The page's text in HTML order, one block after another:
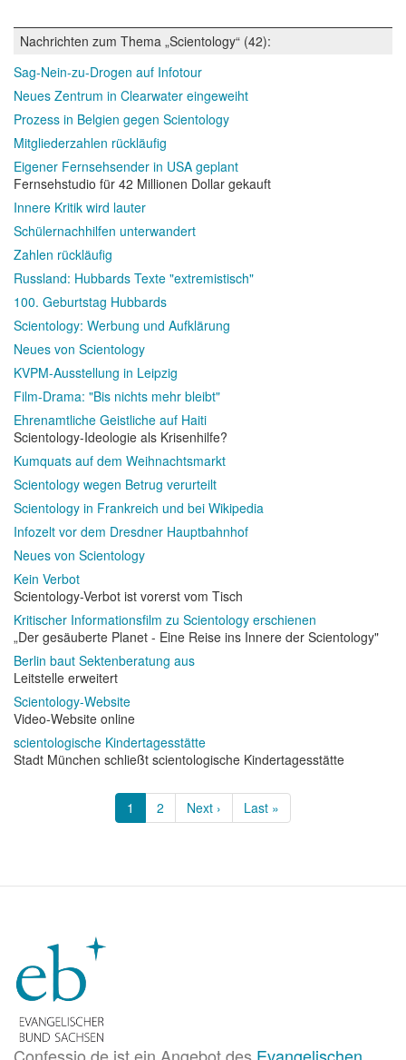
Nachrichten zum Thema „Scientology“ (42):
Sag-Nein-zu-Drogen auf Infotour
Neues Zentrum in Clearwater eingeweiht
Prozess in Belgien gegen Scientology
Mitgliederzahlen rückläufig
Eigener Fernsehsender in USA geplant
Fernsehstudio für 42 Millionen Dollar gekauft
Innere Kritik wird lauter
Schülernachhilfen unterwandert
Zahlen rückläufig
Russland: Hubbards Texte "extremistisch"
100. Geburtstag Hubbards
Scientology: Werbung und Aufklärung
Neues von Scientology
KVPM-Ausstellung in Leipzig
Film-Drama: "Bis nichts mehr bleibt"
Ehrenamtliche Geistliche auf Haiti
Scientology-Ideologie als Krisenhilfe?
Kumquats auf dem Weihnachtsmarkt
Scientology wegen Betrug verurteilt
Scientology in Frankreich und bei Wikipedia
Infozelt vor dem Dresdner Hauptbahnhof
Neues von Scientology
Kein Verbot
Scientology-Verbot ist vorerst vom Tisch
Kritischer Informationsfilm zu Scientology erschienen
„Der gesäuberte Planet - Eine Reise ins Innere der Scientology"
Berlin baut Sektenberatung aus
Leitstelle erweitert
Scientology-Website
Video-Website online
scientologische Kindertagesstätte
Stadt München schließt scientologische Kindertagesstätte
Seitennummerierung
Aktuelle
Seite
1 Page
2
Nächste
Seite
Next ›
Letzte
Seite
Last »
Confessio.de ist ein Angebot des Evangelischen